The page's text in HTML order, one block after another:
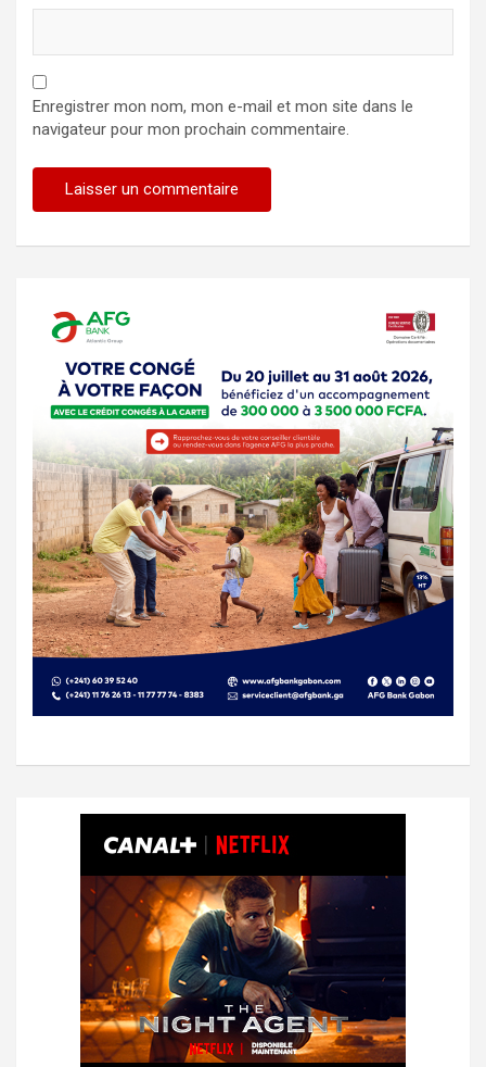
Enregistrer mon nom, mon e-mail et mon site dans le
navigateur pour mon prochain commentaire.